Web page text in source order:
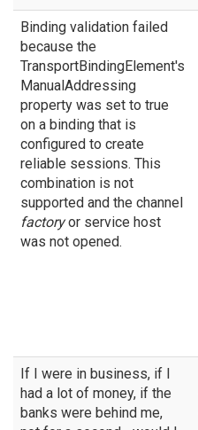
Binding validation failed
because the
TransportBindingElement's
ManualAddressing
property was set to true
on a binding that is
configured to create
reliable sessions. This
combination is not
supported and the channel
factoryor service host
was not opened.
If I were in business, if I
had a lot of money, if the
banks were behind me,